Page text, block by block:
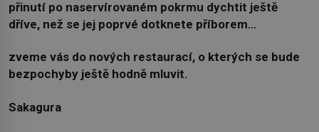
přinutí po naservírovaném pokrmu dychtit ještě
dříve, než se jej poprvé dotknete příborem…
zveme vás do nových restaurací, o kterých se bude
bezpochyby ještě hodně mluvit.
Sakagura